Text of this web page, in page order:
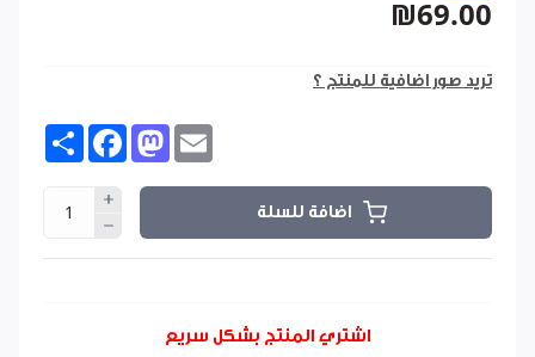
₪69.00
تريد صور اضافية للمنتج ؟
Share FacebookMastodon
اضافة للسلة
اشتري المنتج بشكل سريع